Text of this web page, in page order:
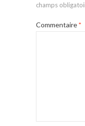
champs
Commentaire*